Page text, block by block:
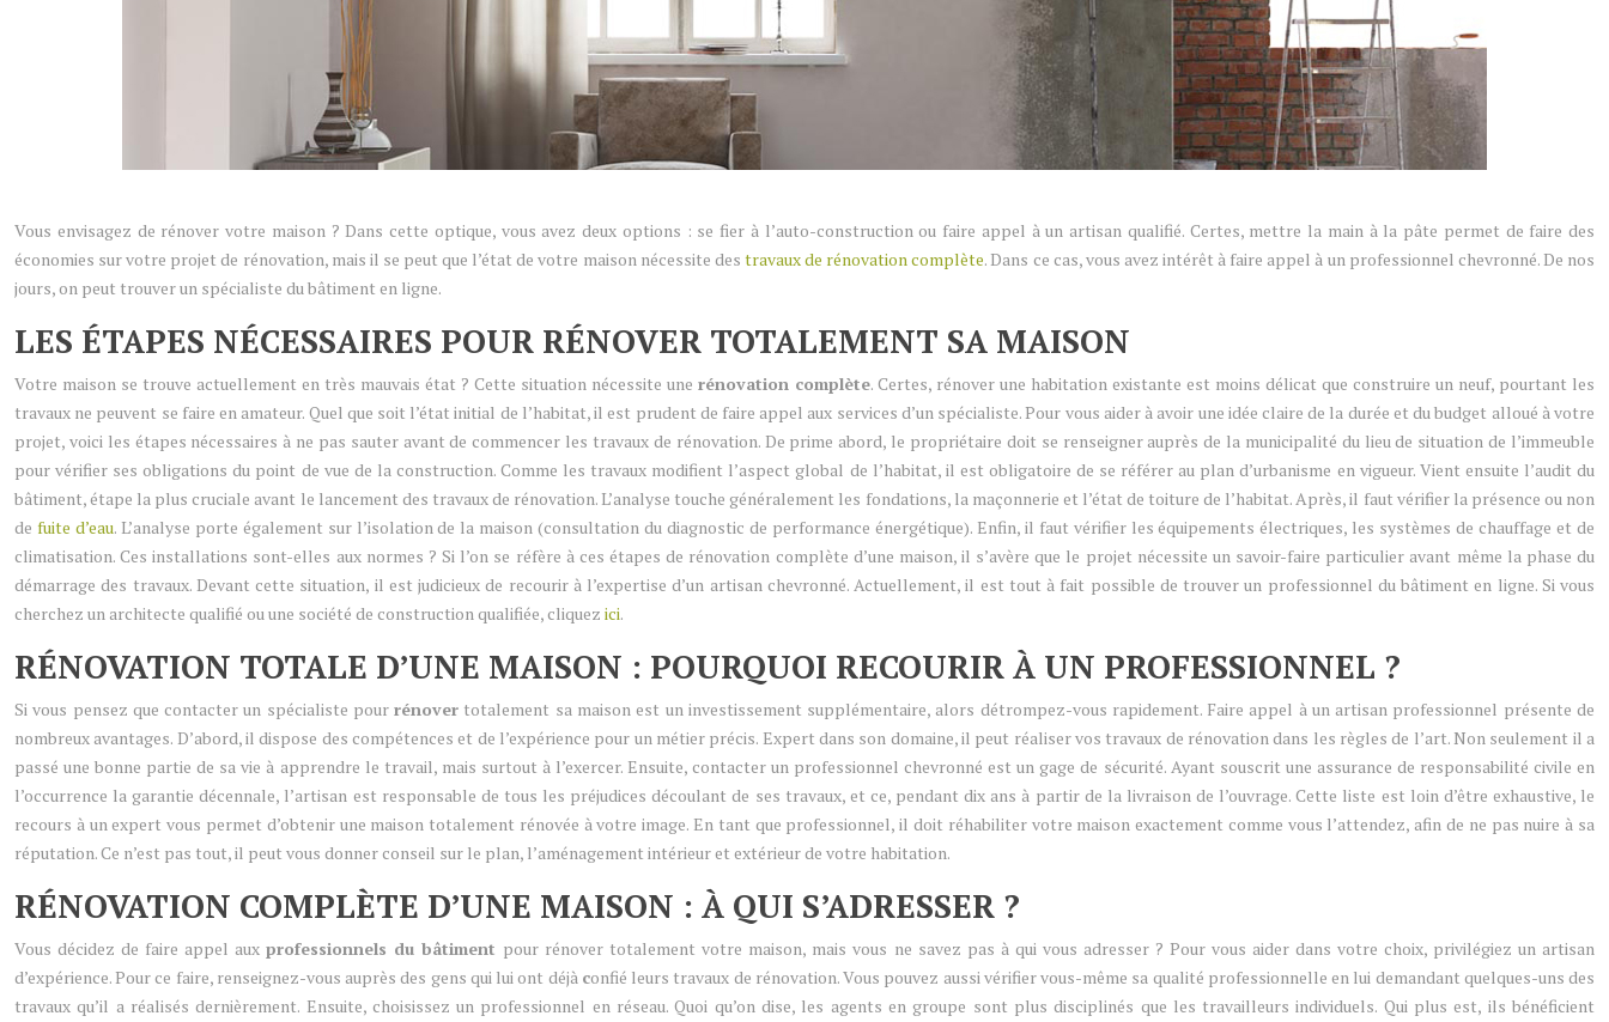
Vous envisagez de rénover votre maison ? Dans cette optique, vous avez deux options : se fier à l’auto-construction ou faire appel à un artisan qualifié. Certes, mettre la main à la pâte permet de faire des
économies sur votre projet de rénovation, mais il se peut que l’état de votre maison nécessite des travaux de rénovation complète. Dans ce cas, vous avez intérêt à faire appel à un professionnel chevronné. De nos
jours, on peut trouver un spécialiste du bâtiment en ligne.
LES ÉTAPES NÉCESSAIRES POUR RÉNOVER TOTALEMENT SA MAISON
Votre maison se trouve actuellement en très mauvais état ? Cette situation nécessite une rénovation complète. Certes, rénover une habitation existante est moins délicat que construire un neuf, pourtant les
travaux ne peuvent se faire en amateur. Quel que soit l’état initial de l’habitat, il est prudent de faire appel aux services d’un spécialiste. Pour vous aider à avoir une idée claire de la durée et du budget alloué à votre
projet, voici les étapes nécessaires à ne pas sauter avant de commencer les travaux de rénovation. De prime abord, le propriétaire doit se renseigner auprès de la municipalité du lieu de situation de l’immeuble
pour vérifier ses obligations du point de vue de la construction. Comme les travaux modifient l’aspect global de l’habitat, il est obligatoire de se référer au plan d’urbanisme en vigueur. Vient ensuite l’audit du
bâtiment, étape la plus cruciale avant le lancement des travaux de rénovation. L’analyse touche généralement les fondations, la maçonnerie et l’état de toiture de l’habitat. Après, il faut vérifier la présence ou non
de fuite d’eau. L’analyse porte également sur l’isolation de la maison (consultation du diagnostic de performance énergétique). Enfin, il faut vérifier les équipements électriques, les systèmes de chauffage et de
climatisation. Ces installations sont-elles aux normes ? Si l’on se réfère à ces étapes de rénovation complète d’une maison, il s’avère que le projet nécessite un savoir-faire particulier avant même la phase du
démarrage des travaux. Devant cette situation, il est judicieux de recourir à l’expertise d’un artisan chevronné. Actuellement, il est tout à fait possible de trouver un professionnel du bâtiment en ligne. Si vous
cherchez un architecte qualifié ou une société de construction qualifiée, cliquez ici.
RÉNOVATION TOTALE D’UNE MAISON : POURQUOI RECOURIR À UN PROFESSIONNEL ?
Si vous pensez que contacter un spécialiste pourrénover totalement sa maison est un investissement supplémentaire, alors détrompez-vous rapidement. Faire appel à un artisan professionnel présente de
nombreux avantages. D’abord, il dispose des compétences et de l’expérience pour un métier précis. Expert dans son domaine, il peut réaliser vos travaux de rénovation dans les règles de l’art. Non seulement il a
passé une bonne partie de sa vie à apprendre le travail, mais surtout à l’exercer. Ensuite, contacter un professionnel chevronné est un gage de sécurité. Ayant souscrit une assurance de responsabilité civile en
l’occurrence la garantie décennale, l’artisan est responsable de tous les préjudices découlant de ses travaux, et ce, pendant dix ans à partir de la livraison de l’ouvrage. Cette liste est loin d’être exhaustive, le
recours à un expert vous permet d’obtenir une maison totalement rénovée à votre image. En tant que professionnel, il doit réhabiliter votre maison exactement comme vous l’attendez, afin de ne pas nuire à sa
réputation. Ce n’est pas tout, il peut vous donner conseil sur le plan, l’aménagement intérieur et extérieur de votre habitation.
RÉNOVATION COMPLÈTE D’UNE MAISON : À QUI S’ADRESSER ?
Vous décidez de faire appel auxprofessionnels du bâtiment pour rénover totalement votre maison, mais vous ne savez pas à qui vous adresser ? Pour vous aider dans votre choix, privilégiez un artisan
d’expérience. Pour ce faire, renseignez-vous auprès des gens qui lui ont déjà confié leurs travaux de rénovation. Vous pouvez aussi vérifier vous-même sa qualité professionnelle en lui demandant quelques-uns des
travaux qu’il a réalisés dernièrement. Ensuite, choisissez un professionnel en réseau. Quoi qu’on dise, les agents en groupe sont plus disciplinés que les travailleurs individuels. Qui plus est, ils bénéficient